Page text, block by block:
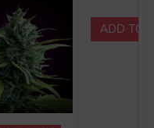
ADD TO